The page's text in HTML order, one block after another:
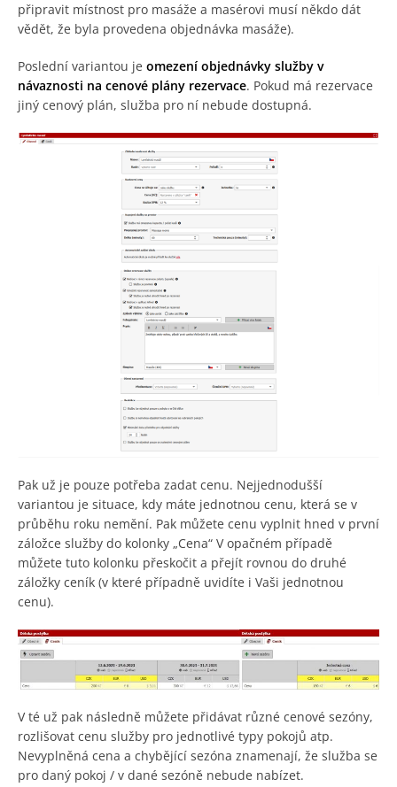
připravit místnost pro masáže a masérovi musí někdo dát
vědět, že byla provedena objednávka masáže).
Poslední variantou je omezení objednávky služby v
návaznosti na cenové plány rezervace. Pokud má rezervace
jiný cenový plán, služba pro ní nebude dostupná.
Pak už je pouze potřeba zadat cenu. Nejjednodušší
variantou je situace, kdy máte jednotnou cenu, která se v
průběhu roku nemění. Pak můžete cenu vyplnit hned v první
záložce služby do kolonky „Cena“ V opačném případě
můžete tuto kolonku přeskočit a přejít rovnou do druhé
záložky ceník (v které případně uvidíte i Vaši jednotnou
cenu).
V té už pak následně můžete přidávat různé cenové sezóny,
rozlišovat cenu služby pro jednotlivé typy pokojů atp.
Nevyplněná cena a chybějící sezóna znamenají, že služba se
pro daný pokoj / v dané sezóně nebude nabízet.